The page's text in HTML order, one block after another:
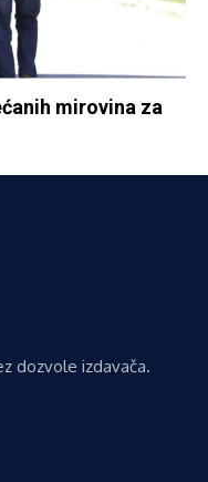
mirovina za
dozvole izdavača.